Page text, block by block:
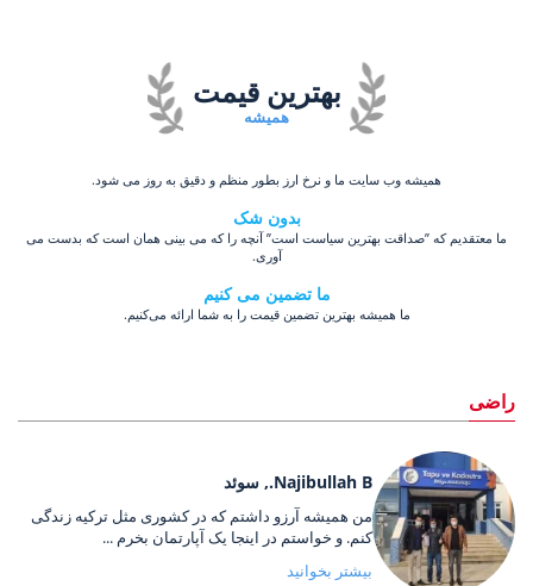
همیشه
بهترین قیمت
همیشه وب سایت ما و نرخ ارز بطور منظم و دقیق به روز می شود.
بدون شک
ما معتقدیم که ”صداقت بهترین سیاست است” آنچه را که می بینی همان است که بدست می
آوری.
ما تضمین می کنیم
ما همیشه بهترین تضمین قیمت را به شما ارائه می‌کنیم.
راضی
Najibullah B., سوئد
من همیشه آرزو داشتم که در کشوری مثل ترکیه زندگی
کنم. و خواستم در اینجا یک آپارتمان بخرم ...
بیشتر بخوانید